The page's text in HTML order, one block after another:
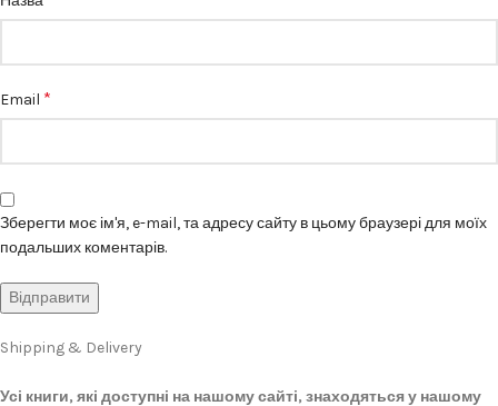
Email *
Зберегти моє ім'я, e-mail, та адресу сайту в цьому браузері для моїх
подальших коментарів.
Shipping & Delivery
Усі книги, які доступні на нашому сайті, знаходяться у нашому